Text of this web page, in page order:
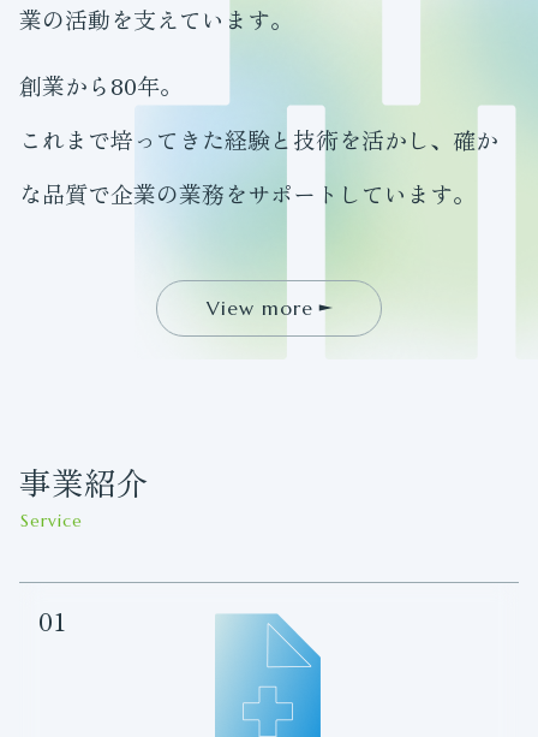
業の活動を支えています。
創業から80年。
これまで培ってきた経験と技術を活かし、確か
な品質で企業の業務をサポートしています。
View more
事業紹介
Service
01